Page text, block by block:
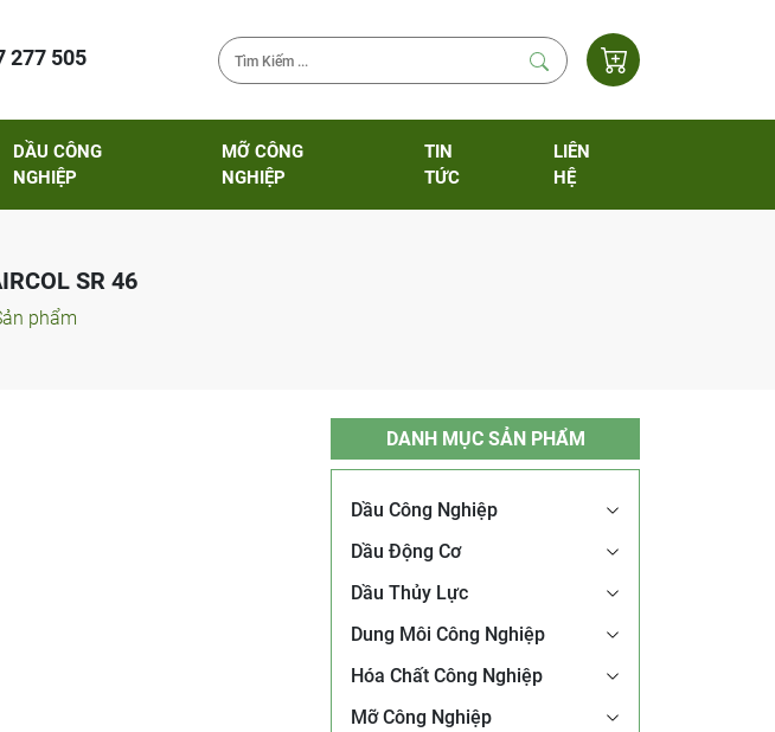
277 505
DẦU CÔNG
NGHIỆP
MỠ CÔNG
NGHIỆP
TIN
TỨC
LIÊN
HỆ
SR 46
phẩm
DANH MỤC SẢN PHẨM
Dầu Công Nghiệp
Dầu Động Cơ
Dầu Thủy Lực
Dung Môi Công Nghiệp
Hóa Chất Công Nghiệp
Mỡ Công Nghiệp